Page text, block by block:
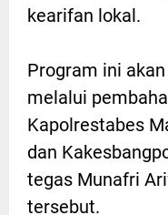
kearifan lokal.
Program ini
melalui
Kapolrestabes
dan
tegas Munafri
tersebut.